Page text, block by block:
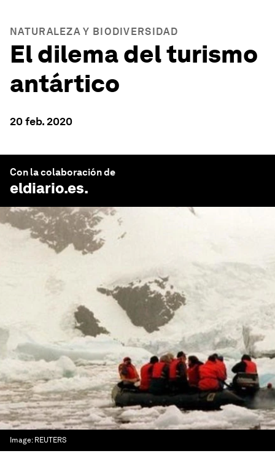
NATURALEZA Y BIODIVERSIDAD
El dilema del turismo
antártico
20 feb. 2020
Con la colaboración de
eldiario.es.
Image: REUTERS